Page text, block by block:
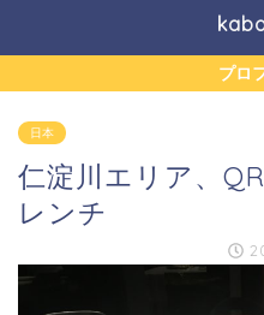
プロ
日本
仁淀川エリア、
レンチ